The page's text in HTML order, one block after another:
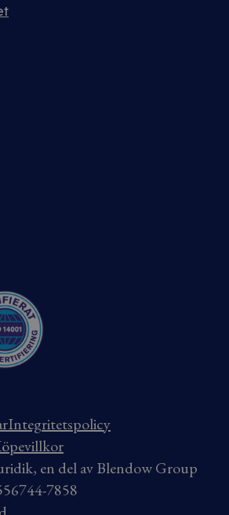
Integritetspolicy
en del av Blendow Group
7858